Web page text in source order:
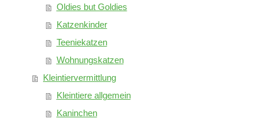
Oldies but Goldies
Katzenkinder
Teeniekatzen
Wohnungskatzen
Kleintiervermittlung
Kleintiere allgemein
Kaninchen